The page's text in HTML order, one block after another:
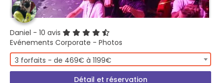
Daniel - 10 avis
Evénements Corporate - Photos
3 forfaits - de 469€ à 1199€
Détail et réservation